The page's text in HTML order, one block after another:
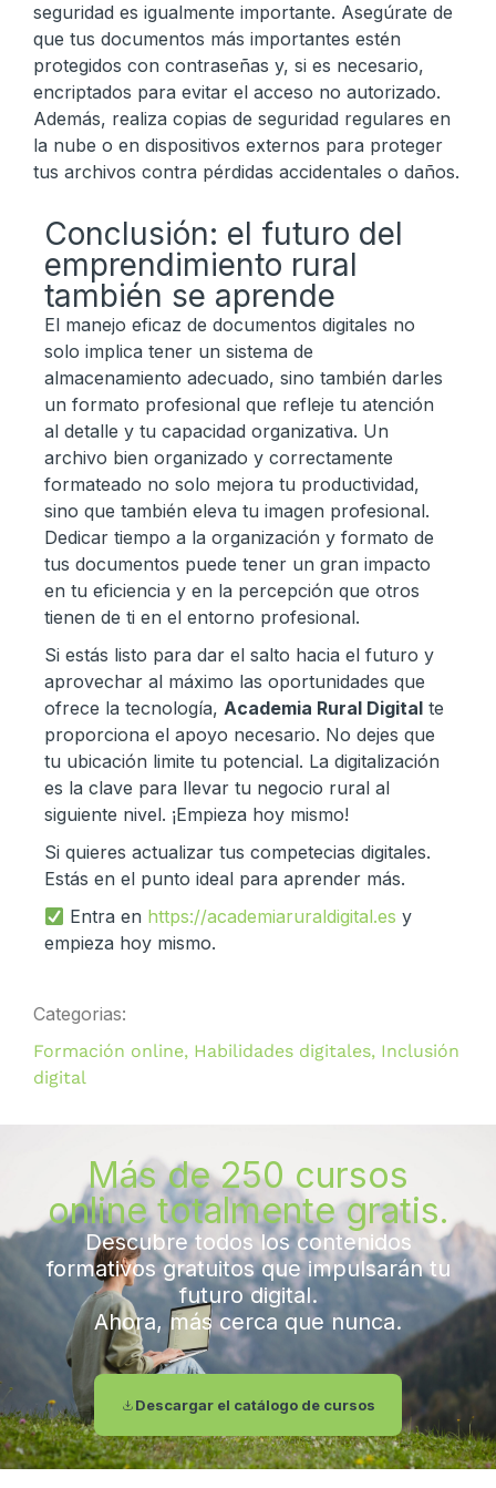
seguridad es igualmente importante. Asegúrate de
que tus documentos más importantes estén
protegidos con contraseñas y, si es necesario,
encriptados para evitar el acceso no autorizado.
Además, realiza copias de seguridad regulares en
la nube o en dispositivos externos para proteger
tus archivos contra pérdidas accidentales o daños.
Conclusión: el futuro del
emprendimiento rural
también se aprende
El manejo eficaz de documentos digitales no
solo implica tener un sistema de
almacenamiento adecuado, sino también darles
un formato profesional que refleje tu atención
al detalle y tu capacidad organizativa. Un
archivo bien organizado y correctamente
formateado no solo mejora tu productividad,
sino que también eleva tu imagen profesional.
Dedicar tiempo a la organización y formato de
tus documentos puede tener un gran impacto
en tu eficiencia y en la percepción que otros
tienen de ti en el entorno profesional.
Si estás listo para dar el salto hacia el futuro y
aprovechar al máximo las oportunidades que
ofrece la tecnología, Academia Rural Digital te
proporciona el apoyo necesario. No dejes que
tu ubicación limite tu potencial. La digitalización
es la clave para llevar tu negocio rural al
siguiente nivel. ¡Empieza hoy mismo!
Si quieres actualizar tus competecias digitales.
Estás en el punto ideal para aprender más.
Entra en https://academiaruraldigital.es y
empieza hoy mismo.
Categorias:
Formación online, Habilidades digitales, Inclusión
digital
Más de 250 cursos
online totalmente gratis.
Descubre todos los contenidos
formativos gratuitos que impulsarán tu
futuro digital.
Ahora, más cerca que nunca.
Descargar el catálogo de cursos